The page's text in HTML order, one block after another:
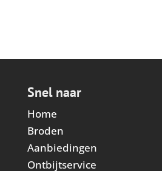
Snel naar
Home
Broden
Aanbiedingen
Ontbijtservice